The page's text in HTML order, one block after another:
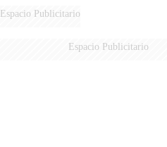
Espacio Publicitario
Espacio Publicitario